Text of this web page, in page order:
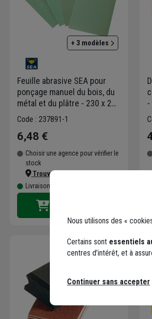
+ 3 modèles
Feuille abrasive SEA pour
ponçage manuel du bois, du
métal et du plâtre - 230 x 280
mm - grain 180 - lot de 8
Code : 237891-1
6,48 €
Choisir une agence pour vérifier le
stock
Trouver du stock en agence
Livraison disponible
-
Nous utilisons des «
Certains sont essentiels
centres d’intérêt, et à
Continuer sans accepter